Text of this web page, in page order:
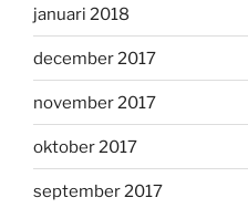
januari 2018
december 2017
november 2017
oktober 2017
september 2017